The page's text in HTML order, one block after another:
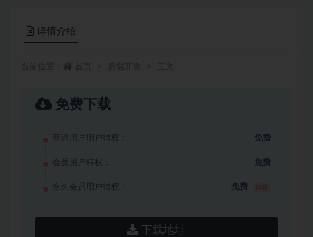
详情介绍
免费下载
普通用户用户特权： 免费
会员用户特权： 免费
永久会员用户特权： 免费
下载地址